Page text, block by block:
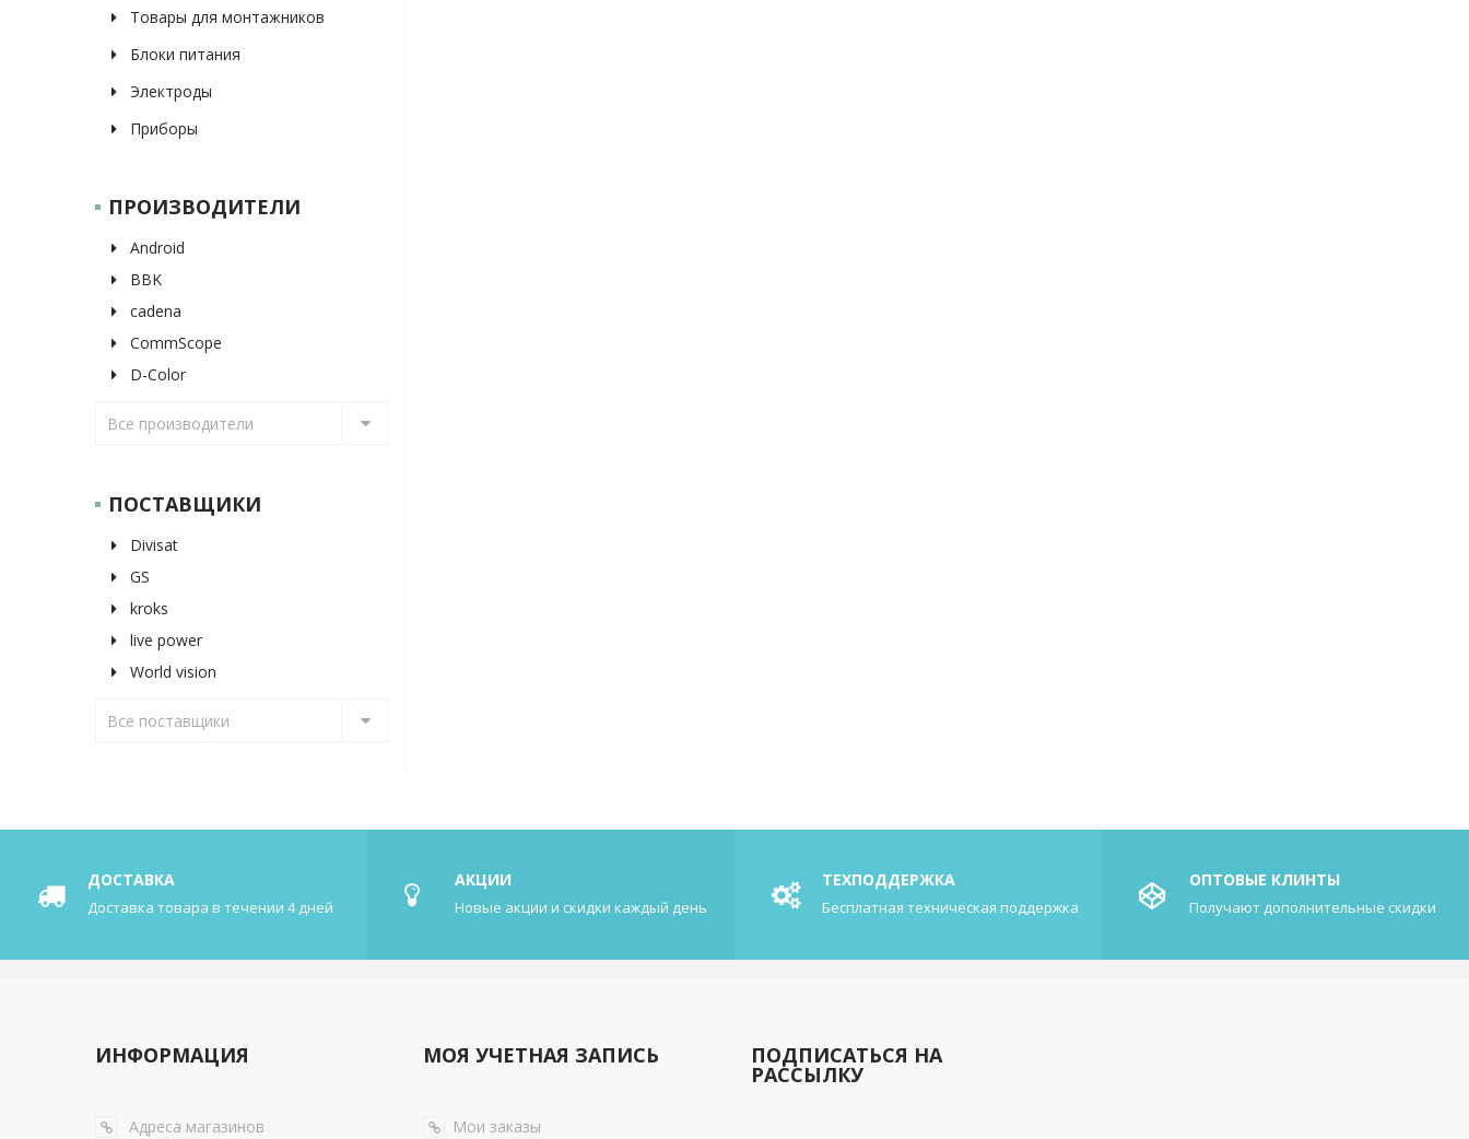
Товары для монтажников
Блоки питания
Электроды
Приборы
ПРОИЗВОДИТЕЛИ
Android
BBK
cadena
CommScope
D-Color
Все производители
ПОСТАВЩИКИ
Divisat
GS
kroks
live power
World vision
Все поставщики
ДОСТАВКА
Доставка товара в течении 4 дней
АКЦИИ
Новые акции и скидки каждый день
ТЕХПОДДЕРЖКА
Бесплатная техническая поддержка
ОПТОВЫЕ КЛИНТЫ
Получают дополнительные скидки
ИНФОРМАЦИЯ
Адреса магазинов
МОЯ УЧЕТНАЯ ЗАПИСЬ
Мои заказы
ПОДПИСАТЬСЯ НА
РАССЫЛКУ